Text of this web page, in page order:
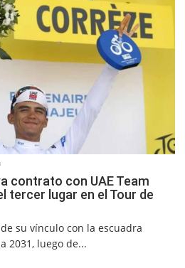
contrato con UAE Team
tercer lugar en el Tour de
su vínculo con la escuadra
2031, luego de...